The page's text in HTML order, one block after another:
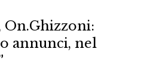
On.Ghizzoni:
annunci, nel